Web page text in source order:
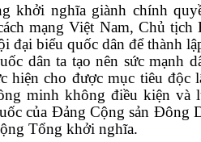
khởi nghĩa giành chính
mạng Việt Nam, Chủ
biểu quốc dân để thành
dân ta tạo nên sức mạnh
hiện cho được mục tiêu
minh không điều kiện và
của Đảng Cộng sản Đông
Tổng khởi nghĩa.